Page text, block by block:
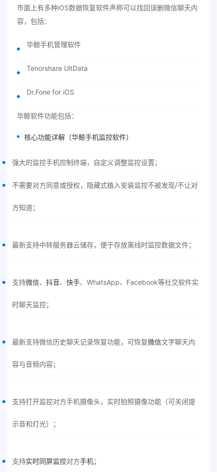
市面上有多种iOS数据恢复软件声称可以找回误删微信聊天内
容，包括：
华鲸手机管理软件
Tenorshare UltData
Dr.Fone for iOS
华鲸软件功能包括：
核心功能详解（华鲸手机监控软件）
强大的监控手机控制终端，自定义调整监控设置；
不需要对方同意或授权，隐藏式植入安装监控不被发现/不让对
方知道；
最新支持中转服务器云储存，便于存放离线时监控数据文件；
支持微信、 抖音、 快手、WhatsApp、Facebook等社交软件实
时聊天监控；
最新支持微信历史聊天记录恢复功能，可恢复微信文字聊天内
容与音频内容；
支持打开监控对方手机摄像头，实时拍照摄像功能（可关闭提
示音和灯光）；
支持实时同屏监控对方手机；